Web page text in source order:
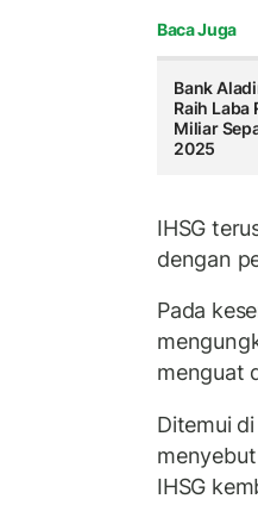
Baca Juga
Bank
Raih Laba
Miliar
2025
IHSG
dengan
Pada
menguat
Ditemui
IHSG